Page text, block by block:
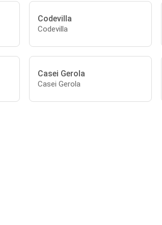
Codevilla
Codevilla
Casei Gerola
Casei Gerola